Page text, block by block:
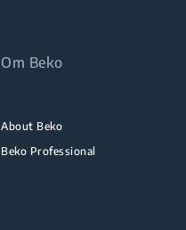
Om Beko
About Beko
Beko Professional